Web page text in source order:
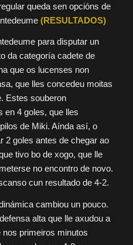
queda sen opcións de
(RESULTADOS)
para disputar un
da categoría cadete de
que os lucenses non
que lles concedeu moitas
Estes souberon
en 4 goles, que lles
de Miki. Aínda así, o
2 goles antes de chegar ao
tivo bo de xogo, que lle
no encontro de novo.
cun resultado de 4-2.
cambiou un pouco.
alta que lle axudou a
nos primeiros minutos